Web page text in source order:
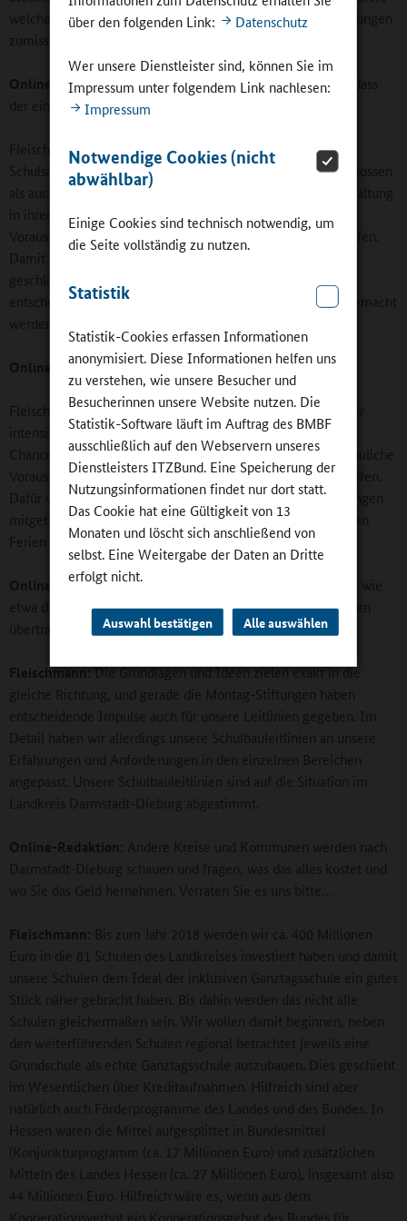
über den folgenden Link:
Datenschutz
Wer unsere Dienstleister sind, können Sie im
Impressum unter folgendem Link nachlesen:
Impressum
Notwendige Cookies (nicht
abwählbar)
Einige Cookies sind technisch notwendig, um
die Seite vollständig zu nutzen.
Statistik
Statistik-Cookies erfassen Informationen
anonymisiert. Diese Informationen helfen uns
zu verstehen, wie unsere Besucher und
Besucherinnen unsere Website nutzen. Die
Statistik-Software läuft im Auftrag des BMBF
ausschließlich auf den Webservern unseres
Dienstleisters ITZBund. Eine Speicherung der
Nutzungsinformationen findet nur dort statt.
Das Cookie hat eine Gültigkeit von 13
Monaten und löscht sich anschließend von
selbst. Eine Weitergabe der Daten an Dritte
erfolgt nicht.
Auswahl bestätigen Alle auswählen
welche Bedeutung die Gemeinschaft ihren Bildungseinrichtungen
zumisst.
Online-Redaktion:Herrscht im Kreis politische Einigkeit, dass
der eingeschlagene Weg der richtige ist?
Fleischmann: Ja, der Kreistag hat sowohl das Schulbau- und
Schulsanierungsprogramm 2008 bis 2018 einstimmig beschlossen
als auch jetzt die Schulbauleitlinien. Er unterstützt die Verwaltung
in ihren Bemühungen, als Schulträger die baulichen
Voraussetzungen für eine inklusive Ganztagsschule zu schaffen.
Damit sind wir aktuell auch sehr nahe dran an dem neu
geschlossenen Koalitionsvertrag in Hessen, mit dem
entscheidende Schritte auf dem Weg zur Ganztagsschule gemacht
werden.
Online-Redaktion:Wie reagieren die Eltern?
Fleischmann: Auch seitens des Kreiselternbeirats werden wir
intensiv unterstützt. Gerade die Eltern sehen zweifellos die
Chance, für ihre Kinder und künftige Generationen beste bauliche
Voraussetzungen für einen zeitgemäßen Unterricht zu schaffen.
Dafür werden bis zu einem gewissen Grad auch die Belastungen
mitgetragen, die Schulsanierungen, die wir ja nicht nur in den
Ferien umsetzen können, mit sich bringen.
Online-Redaktion:Sie konnten auf externe Unterstützung wie
etwa die der Montag-Stiftung zählen. Lassen sich deren Ideen
übertragen?
Fleischmann:Die Grundlagen und Ideen zielen exakt in die
gleiche Richtung, und gerade die Montag-Stiftungen haben
entscheidende Impulse auch für unsere Leitlinien gegeben. Im
Detail haben wir allerdings unsere Schulbauleitlinien an unsere
Erfahrungen und Anforderungen in den einzelnen Bereichen
angepasst. Unsere Schulbauleitlinien sind auf die Situation im
Landkreis Darmstadt-Dieburg abgestimmt.
Online-Redaktion: Andere Kreise und Kommunen werden nach
Darmstadt-Dieburg schauen und fragen, was das alles kostet und
wo Sie das Geld hernehmen. Verraten Sie es uns bitte…
Fleischmann: Bis zum Jahr 2018 werden wir ca. 400 Millionen
Euro in die 81 Schulen des Landkreises investiert haben und damit
unsere Schulen dem Ideal der inklusiven Ganztagsschule ein gutes
Stück näher gebracht haben. Bis dahin werden das nicht alle
Schulen gleichermaßen sein. Wir wollen damit beginnen, neben
den weiterführenden Schulen regional betrachtet jeweils eine
Grundschule als echte Ganztagsschule auszubauen. Dies geschieht
im Wesentlichen über Kreditaufnahmen. Hilfreich sind aber
natürlich auch Förderprogramme des Landes und des Bundes. In
Hessen waren die Mittel aufgesplittet in Bundesmittel
(Konjunkturprogramm (ca. 17 Millionen Euro) und zusätzlichen
Mitteln des Landes Hessen (ca. 27 Millionen Euro), insgesamt also
44 Millionen Euro. Hilfreich wäre es, wenn aus dem